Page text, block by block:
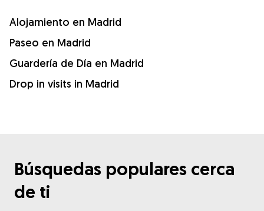
Alojamiento en Madrid
Paseo en Madrid
Guardería de Día en Madrid
Drop in visits in Madrid
Búsquedas populares cerca
de ti